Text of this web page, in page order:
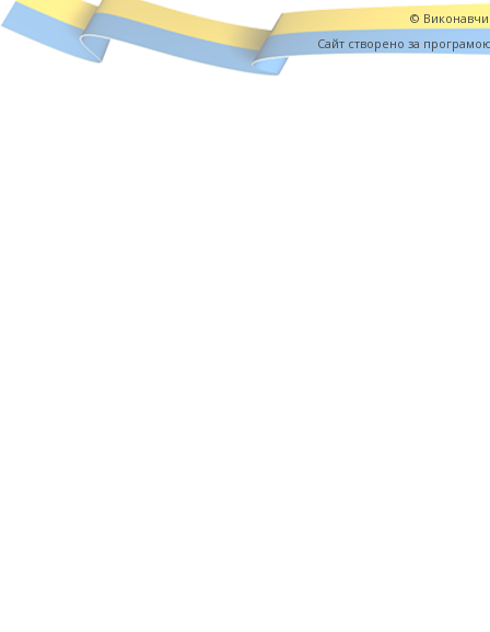
©
Cайт створено за